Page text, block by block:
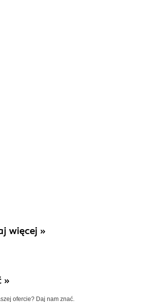
więcej »
»
ofercie? Daj nam znać.